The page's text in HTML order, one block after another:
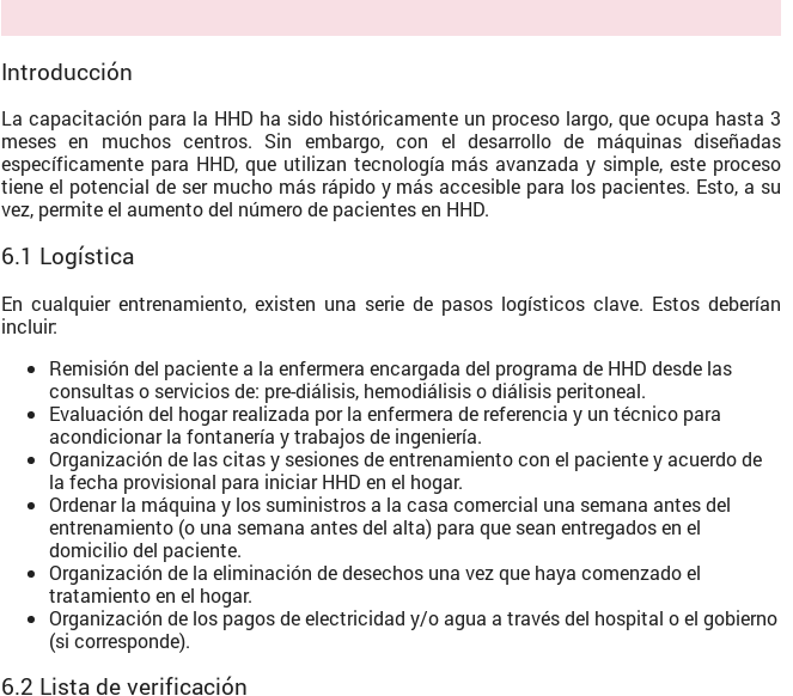
Introducción
La capacitación para la HHD ha sido históricamente un proceso largo, que ocupa hasta 3
meses en muchos centros. Sin embargo, con el desarrollo de máquinas diseñadas
específicamente para HHD, que utilizan tecnología más avanzada y simple, este proceso
tiene el potencial de ser mucho más rápido y más accesible para los pacientes. Esto, a su
vez, permite el aumento del número de pacientes en HHD.
6.1 Logística
En cualquier entrenamiento, existen una serie de pasos logísticos clave. Estos deberían
incluir:
Remisión del paciente a la enfermera encargada del programa de HHD desde las
consultas o servicios de: pre-diálisis, hemodiálisis o diálisis peritoneal.
Evaluación del hogar realizada por la enfermera de referencia y un técnico para
acondicionar la fontanería y trabajos de ingeniería.
Organización de las citas y sesiones de entrenamiento con el paciente y acuerdo de
la fecha provisional para iniciar HHD en el hogar.
Ordenar la máquina y los suministros a la casa comercial una semana antes del
entrenamiento (o una semana antes del alta) para que sean entregados en el
domicilio del paciente.
Organización de la eliminación de desechos una vez que haya comenzado el
tratamiento en el hogar.
Organización de los pagos de electricidad y/o agua a través del hospital o el gobierno
(si corresponde).
6.2 Lista de verificación